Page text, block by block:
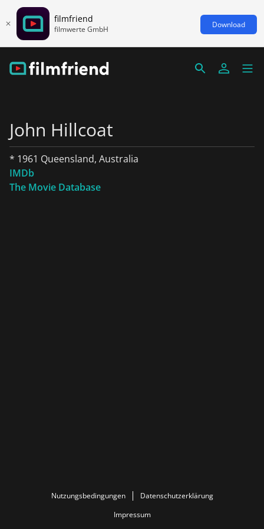
filmfriend
filmwerte GmbH Download
John Hillcoat
* 1961 Queensland, Australia
IMDb
The Movie Database
Nutzungsbedingungen
Datenschutzerklärung
Impressum